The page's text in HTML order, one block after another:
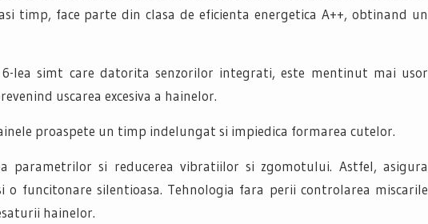
timp, face parte din clasa de eficienta energetica A++, obtinand un
lea simt care datorita senzorilor integrati, este mentinut mai usor
uscarea excesiva a hainelor.
proaspete un timp indelungat si impiedica formarea cutelor.
parametrilor si reducerea vibratiilor si zgomotului. Astfel, asigura
o funcitonare silentioasa. Tehnologia fara perii controlarea miscarile
hainelor.